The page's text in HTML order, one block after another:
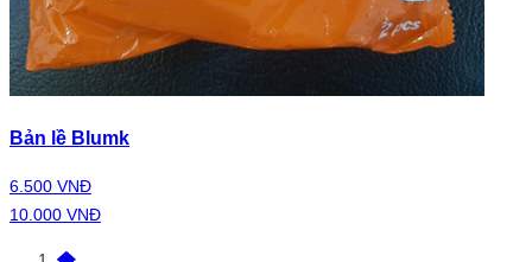
Bản lề Blumk
6.500 VNĐ
10.000 VNĐ